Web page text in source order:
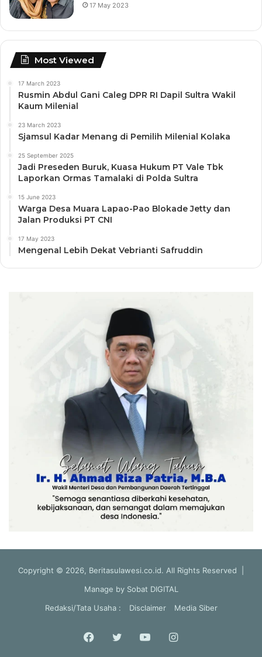
17 May 2023
Most Viewed
17 March 2023
Rusmin Abdul Gani Caleg DPR RI Dapil Sultra Wakil
Kaum Milenial
23 March 2023
Sjamsul Kadar Menang di Pemilih Milenial Kolaka
25 September 2025
Jadi Preseden Buruk, Kuasa Hukum PT Vale Tbk
Laporkan Ormas Tamalaki di Polda Sultra
15 June 2023
Warga Desa Muara Lapao-Pao Blokade Jetty dan
Jalan Produksi PT CNI
17 May 2023
Mengenal Lebih Dekat Vebrianti Safruddin
Copyright © 2026, Beritasulawesi.co.id. All Rights Reserved |
Manage by Sobat DIGITAL
Redaksi/Tata Usaha :
Disclaimer Media Siber
Facebook
Twitter YouTubeInstagram